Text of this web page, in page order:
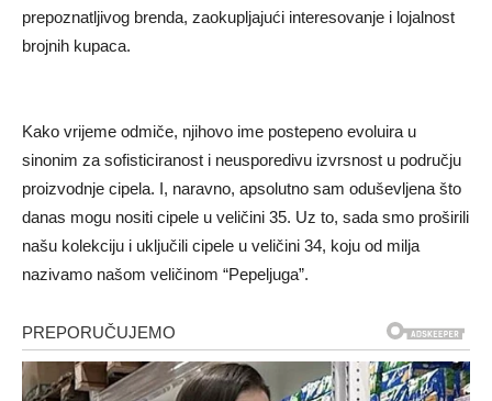
prepoznatljivog brenda, zaokupljajući interesovanje i lojalnost
brojnih kupaca.
Kako vrijeme odmiče, njihovo ime postepeno evoluira u
sinonim za sofisticiranost i neusporedivu izvrsnost u području
proizvodnje cipela. I, naravno, apsolutno sam oduševljena što
danas mogu nositi cipele u veličini 35. Uz to, sada smo proširili
našu kolekciju i uključili cipele u veličini 34, koju od milja
nazivamo našom veličinom “Pepeljuga”.